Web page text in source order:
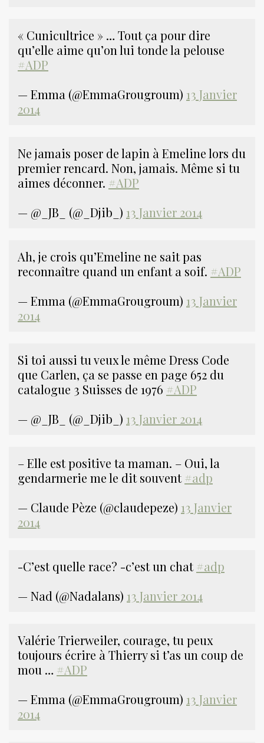
« Cunicultrice » … Tout ça pour dire
qu’elle aime qu’on lui tonde la pelouse
#ADP
— Emma (@EmmaGrougroum) 13 Janvier
2014
Ne jamais poser de lapin à Emeline lors du
premier rencard. Non, jamais. Même si tu
aimes déconner. #ADP
— @_JB_ (@_Djib_) 13 Janvier 2014
Ah, je crois qu’Emeline ne sait pas
reconnaître quand un enfant a soif. #ADP
— Emma (@EmmaGrougroum) 13 Janvier
2014
Si toi aussi tu veux le même Dress Code
que Carlen, ça se passe en page 652 du
catalogue 3 Suisses de 1976 #ADP
— @_JB_ (@_Djib_) 13 Janvier 2014
– Elle est positive ta maman. – Oui, la
gendarmerie me le dit souvent#adp
— Claude Pèze (@claudepeze) 13 Janvier
2014
-C’est quelle race? -c’est un chat#adp
— Nad (@Nadalans) 13 Janvier 2014
Valérie Trierweiler, courage, tu peux
toujours écrire à Thierry si t’as un coup de
mou … #ADP
— Emma (@EmmaGrougroum) 13 Janvier
2014